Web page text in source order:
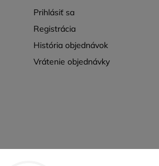
Prihlásiť sa
Registrácia
História objednávok
Vrátenie objednávky